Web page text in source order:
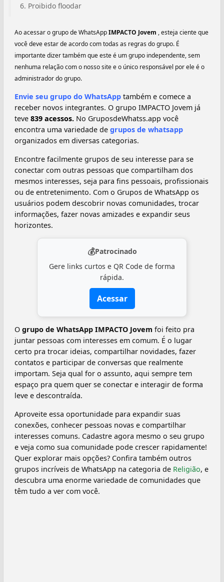
Proibido floodar
Ao acessar o grupo de WhatsAppIMPACTO Jovem , esteja ciente que
você deve estar de acordo com todas as regras do grupo. É
importante dizer também que este é um grupo independente, sem
nenhuma relação com o nosso site e o único responsável por ele é o
administrador do grupo.
Envie seu grupo do WhatsApp também e comece a
receber novos integrantes. O grupo IMPACTO Jovem já
teve 839 acessos. No GruposdeWhatss.app você
encontra uma variedade de grupos de whatsapp
organizados em diversas categorias.
Encontre facilmente grupos de seu interesse para se
conectar com outras pessoas que compartilham dos
mesmos interesses, seja para fins pessoais, profissionais
ou de entretenimento. Com o Grupos de WhatsApp os
usuários podem descobrir novas comunidades, trocar
informações, fazer novas amizades e expandir seus
horizontes.
💰Patrocinado
Gere links curtos e QR Code de forma
rápida.
Acessar
O grupo de WhatsApp IMPACTO Jovem foi feito pra
juntar pessoas com interesses em comum. É o lugar
certo pra trocar ideias, compartilhar novidades, fazer
contatos e participar de conversas que realmente
importam. Seja qual for o assunto, aqui sempre tem
espaço pra quem quer se conectar e interagir de forma
leve e descontraída.
Aproveite essa oportunidade para expandir suas
conexões, conhecer pessoas novas e compartilhar
interesses comuns. Cadastre agora mesmo o seu grupo
e veja como sua comunidade pode crescer rapidamente!
Quer explorar mais opções? Confira também outros
grupos incríveis de WhatsApp na categoria de Religião, e
descubra uma enorme variedade de comunidades que
têm tudo a ver com você.